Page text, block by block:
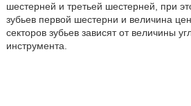
шестерней и третьей шестерней, при
зубьев первой шестерни и величина
секторов зубьев зависят от величины
инструмента.